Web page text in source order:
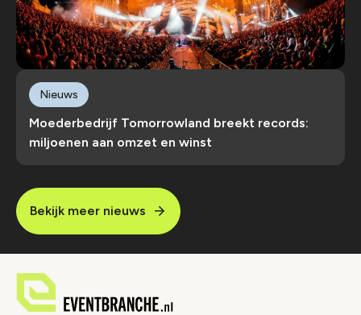
Moederbedrijf Tomorrowland breekt records:
miljoenen aan omzet en winst
Nieuws
Bekijk meer nieuws